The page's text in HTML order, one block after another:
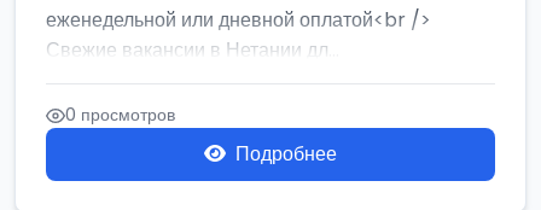
еженедельной или дневной оплатой<br />
Свежие вакансии в Нетании дл...
0 просмотров
Подробнее